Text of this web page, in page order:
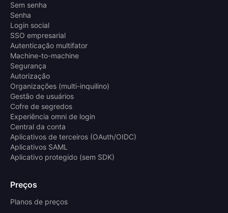
Sem senha
Senha
Login social
SSO empresarial
Autenticação multifator
Machine-to-machine
Segurança
Autorização
Organizações (multi-inquilino)
Gestão de usuários
Cofre de segredos
Experiência omni de login
Central da conta
Aplicativos de terceiros (OAuth/OIDC)
Aplicativos SAML
Aplicativo protegido (sem SDK)
Preços
Planos de preços